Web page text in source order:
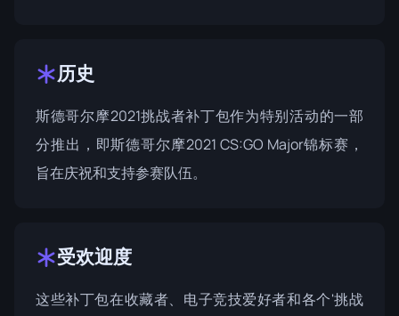
历史
斯德哥尔摩2021挑战者补丁包作为特别活动的一部
分推出，即斯德哥尔摩2021 CS:GO Major锦标赛 ，
旨在庆祝和支持参赛队伍。
受欢迎度
这些补丁包在收藏者、电子竞技爱好者和各个'挑战